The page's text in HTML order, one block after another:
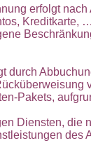
erfolgt
Kreditkarte,
durch
Pakets,
Diensten, die
des